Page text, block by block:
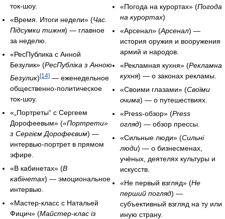
ток-шоу.
«Время. Итоги недели» (Час.
Підсумки тижня) — главное
за неделю.
«РесПублика с Анной
Безулик» (РесПубліка з Анною
Безулик)[14] — еженедельное
общественно-политическое
ток-шоу.
«„Портреты“ с Сергеем
Дорофеевым» («Портрети»
з Сергієм Дорофеєвим) —
интервью-портрет в прямом
эфире.
«В кабинетах» (В
кабінетах) — эмоциональное
интервью.
«Мастер-класс с Натальей
Фицич» (Майстер-клас із
«Погода на курортах» (Погода
на курортах)
«Арсенал» (Арсенал) —
история оружия и вооружения
армий и народов.
«Рекламная кухня» (Рекламна
кухня) — о законах рекламы.
«Своими глазами» (Своїми
очима) — о путешествиях.
«Press-обзор» (Press
огляд) — обзор прессы.
«Сильные люди» (Сильні
люди) — о бизнесменах,
учёных, деятелях культуры и
искусств.
«Не первый взгляд» (Не
перший погляд) —
субъективный взгляд на ту или
иную страну.